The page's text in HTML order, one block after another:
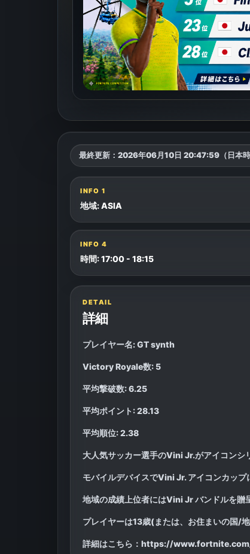
最終更新： 2026年06月10日 20:47:59（日本時
INFO 1
地域: ASIA
INFO 4
時間: 17:00 - 18:15
DETAIL
詳細
プレイヤー名: GT synth
Victory Royale数: 5
平均撃破数: 6.25
平均ポイント: 28.13
平均順位: 2.38
大人気サッカー選手のVini Jr.がアイコンシ
モバイルデバイスでVini Jr. アイコンカッ
地域の成績上位者にはVini Jr バンドルを贈
プレイヤーは13歳(または、お住まいの国/
詳細はこちら：https://